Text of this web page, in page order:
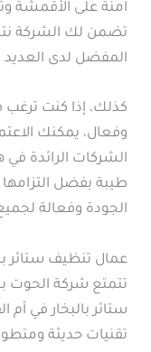
آمنة على الأقمشة
تضمن لك الشركة
المفضل لدى العديد
كذلك، إذا كنت
وفعال، يمكنك
الشركات الرائدة
طيبة بفضل
الجودة وفعالة
عمال تنظيف ستائر
تتمتع شركة الحوت
ستائر بالبخار في
تقنيات حديثة